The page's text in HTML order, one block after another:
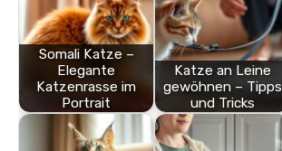
Somali Katze –
Elegante
Katzenrasse im
Portrait
Katze an Leine
gewöhnen – Tipps
und Tricks